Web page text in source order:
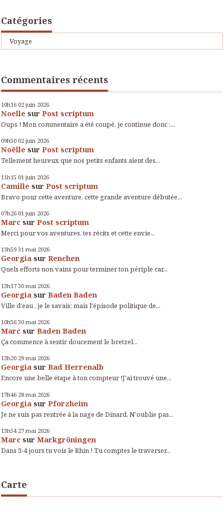
Catégories
Voyage
Commentaires récents
10h16 02 juin 2026
Noelle sur Post scriptum
Oups ! Mon commentaire a été coupé, je continue donc :...
09h50 02 juin 2026
Noëlle sur Post scriptum
Tellement heureux que nos petits enfants aient des...
11h15 01 juin 2026
Camille sur Post scriptum
Bravo pour cette aventure, cette grande aventure débutée...
07h26 01 juin 2026
Marc sur Post scriptum
Merci pour vos aventures, tes récits et cette envie...
13h59 31 mai 2026
Georgia sur Renchen
Quels efforts non vains pour terminer ton périple car...
13h17 30 mai 2026
Georgia sur Baden Baden
Ville d'eau , je le savais; mais l'épisode politique de...
10h56 30 mai 2026
Marc sur Baden Baden
Ça commence à sentir doucement le bretzel...
13h20 29 mai 2026
Georgia sur Bad Herrenalb
Encore une belle étape à ton compteur !J'ai trouvé une...
17h46 28 mai 2026
Georgia sur Pforzheim
Je ne suis pas rentrée à la nage de Dinard. N'oublie pas...
13h54 27 mai 2026
Marc sur Markgröningen
Dans 3-4 jours tu vois le Rhin ! Tu comptes le traverser...
Carte